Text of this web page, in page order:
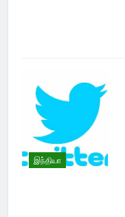
இந்தியா